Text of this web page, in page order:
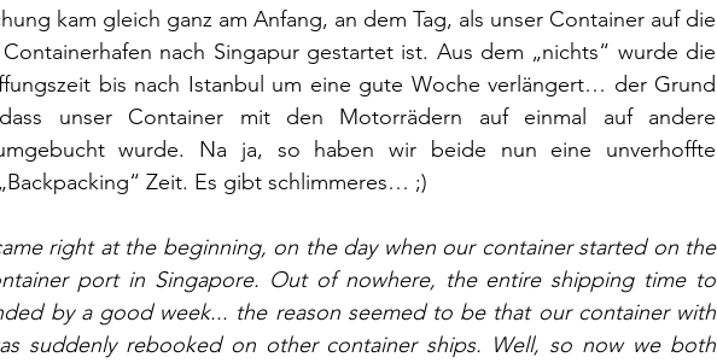
kam gleich ganz am Anfang, an dem Tag, als unser Container auf die
nach Singapur gestartet ist. Aus dem „nichts“ wurde die
bis nach Istanbul um eine gute Woche verlängert… der Grund
unser Container mit den Motorrädern auf einmal auf andere
wurde. Na ja, so haben wir beide nun eine unverhoffte
Zeit. Es gibt schlimmeres… ;)
right at the beginning, on the day when our container started on the
port in Singapore. Out of nowhere, the entire shipping time to
by a good week... the reason seemed to be that our container with
suddenly rebooked on other container ships. Well, so now we both